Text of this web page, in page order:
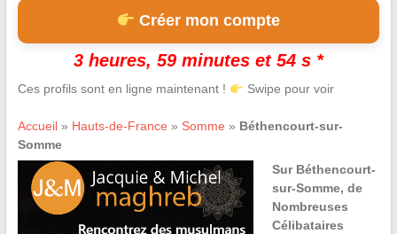
Créer mon compte
3 heures, 59 minutes et 54 s *
Ces profils sont en ligne maintenant ! Swipe pour voir
Accueil» Hauts-de-France » Somme » Béthencourt-sur-
Somme
Sur Béthencourt-
sur-Somme, de
Nombreuses
Célibataires